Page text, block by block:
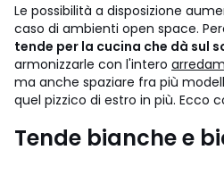
Le possibilità a disposizione
caso di ambienti open space.
tende per la cucina che dà sul
armonizzarle con l'intero
ma anche spaziare fra più
quel pizzico di estro in più. Ecco
Tende bianche e